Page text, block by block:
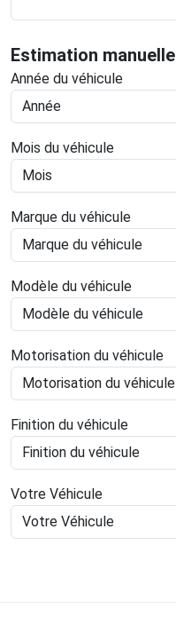
Estimation manuelle
Année du véhicule
Mois du véhicule
Marque du véhicule
Modèle du véhicule
Motorisation du véhicule
Finition du véhicule
Votre Véhicule